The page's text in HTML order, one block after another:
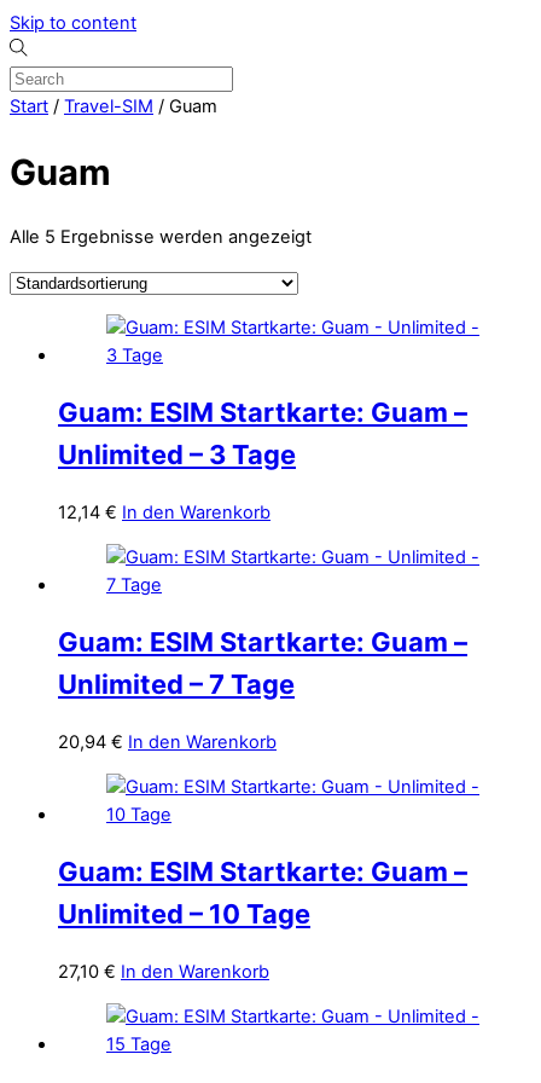
Skip to content
Start / Travel-SIM / Guam
Guam
Alle 5 Ergebnisse werden angezeigt
Guam: ESIM Startkarte: Guam –
Unlimited – 3 Tage
12,14 € In den Warenkorb
Guam: ESIM Startkarte: Guam –
Unlimited – 7 Tage
20,94 € In den Warenkorb
Guam: ESIM Startkarte: Guam –
Unlimited – 10 Tage
27,10 € In den Warenkorb